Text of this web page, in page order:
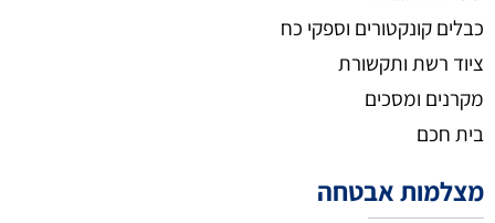
כבלים קונקטורים וספקי כח
ציוד רשת ותקשורת
מקרנים ומסכים
בית חכם
מצלמות אבטחה